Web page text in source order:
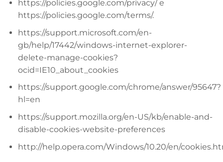
https://policies.google.com/privacy/e
https://policies.google.com/terms/.
https://support.microsoft.com/en-
gb/help/17442/windows-internet-explorer-
delete-manage-cookies?
ocid=IE10_about_cookies
https://support.google.com/chrome/answer/95647?
hl=en
https://support.mozilla.org/en-US/kb/enable-and-
disable-cookies-website-preferences
http://help.opera.com/Windows/10.20/en/